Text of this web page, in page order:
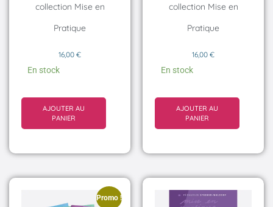
collection Mise en
Pratique
16,00 €
En stock
AJOUTER AU
PANIER
collection Mise en
Pratique
16,00 €
En stock
AJOUTER AU
PANIER
Promo !